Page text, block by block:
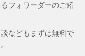
フォワーダーのご紹
などもまずは無料で